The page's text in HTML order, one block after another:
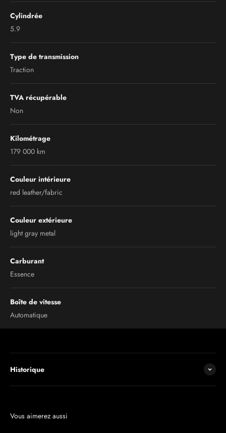
Cylindrée
5.9
Type de transmission
Traction
TVA récupérable
Non
Kilométrage
179 000 km
Couleur intérieure
red leather/fabric
Couleur extérieure
light gray metal
Carburant
Essence
Boîte de vitesse
Automatique
Historique